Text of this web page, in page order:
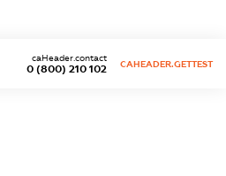
0 (800) 210 102
caHeader.contact
CAHEADER.GETTEST